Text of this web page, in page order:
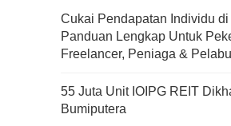
Cukai Pendapatan Individu di
Panduan Lengkap Untuk
Freelancer, Peniaga &
55 Juta Unit IOIPG REIT
Bumiputera